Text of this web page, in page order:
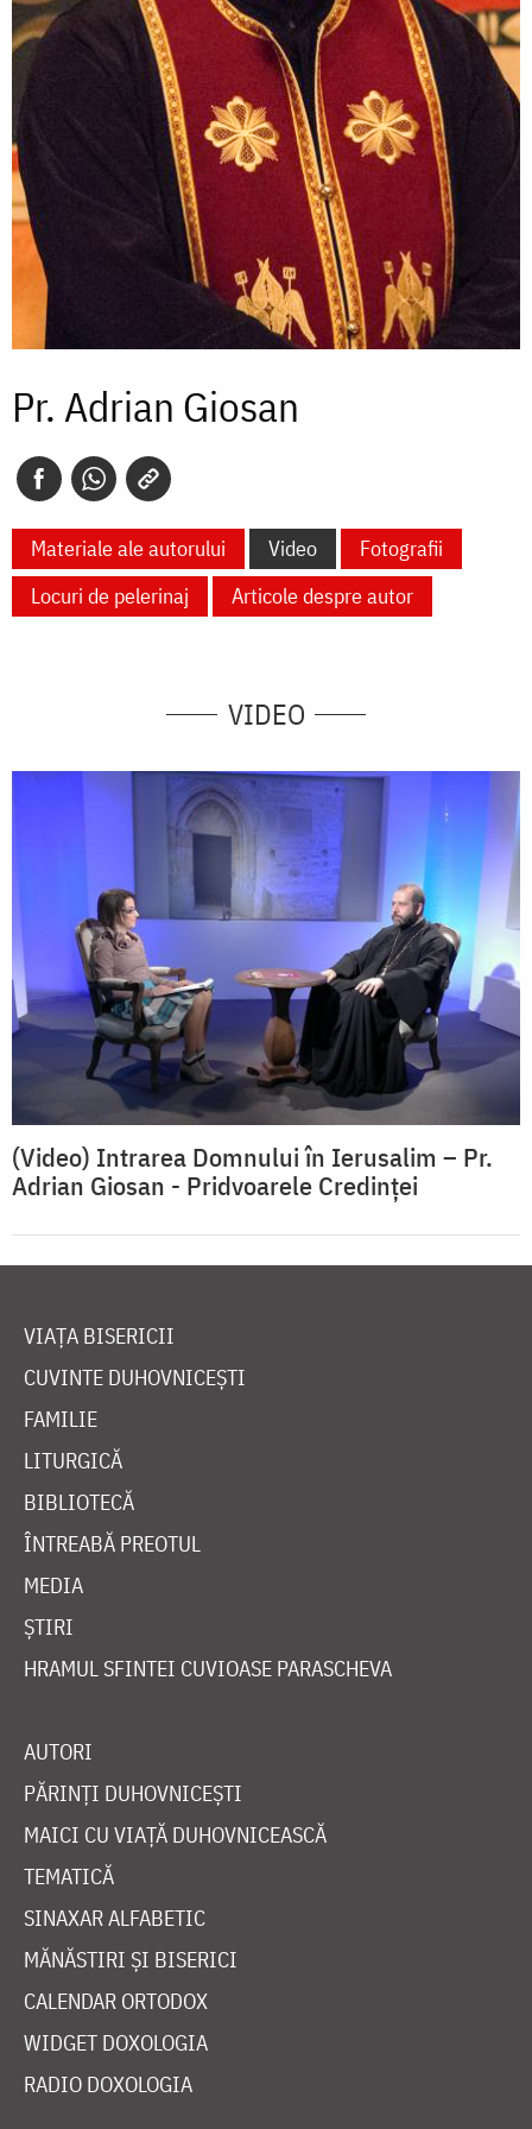
Pr. Adrian Giosan
Materiale ale autorului Video
Fotografii
Locuri de pelerinaj
Articole despre autor
VIDEO
(Video) Intrarea Domnului în Ierusalim – Pr.
Adrian Giosan - Pridvoarele Credinței
VIAȚA BISERICII
CUVINTE DUHOVNICEȘTI
FAMILIE
LITURGICĂ
BIBLIOTECĂ
ÎNTREABĂ PREOTUL
MEDIA
ȘTIRI
HRAMUL SFINTEI CUVIOASE PARASCHEVA
AUTORI
PĂRINȚI DUHOVNICEȘTI
MAICI CU VIAȚĂ DUHOVNICEASCĂ
TEMATICĂ
SINAXAR ALFABETIC
MĂNĂSTIRI ȘI BISERICI
CALENDAR ORTODOX
WIDGET DOXOLOGIA
RADIO DOXOLOGIA